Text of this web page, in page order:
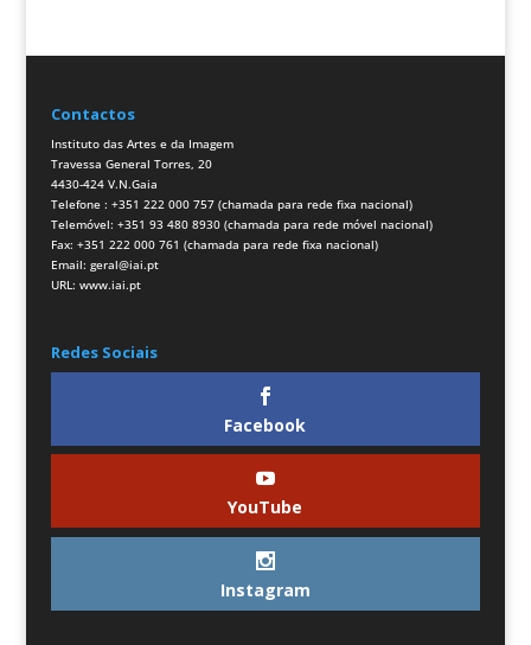
Contactos
Instituto das Artes e da Imagem
Travessa General Torres, 20
4430-424 V.N.Gaia
Telefone : +351 222 000 757 (chamada para rede fixa nacional)
Telemóvel: +351 93 480 8930 (chamada para rede móvel nacional)
Fax: +351 222 000 761 (chamada para rede fixa nacional)
Email: geral@iai.pt
URL: www.iai.pt
Redes Sociais
Facebook
YouTube
Instagram